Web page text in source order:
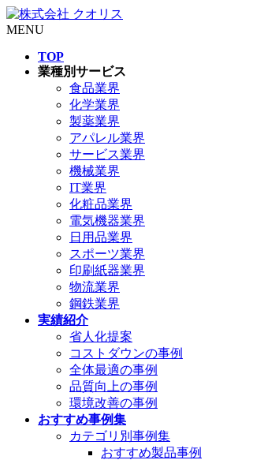
MENU
TOP
業種別サービス
食品業界
化学業界
製薬業界
アパレル業界
サービス業界
機械業界
IT業界
化粧品業界
電気機器業界
日用品業界
スポーツ業界
印刷紙器業界
物流業界
鋼鉄業界
実績紹介
省人化提案
コストダウンの事例
全体最適の事例
品質向上の事例
環境改善の事例
おすすめ事例集
カテゴリ別事例集
おすすめ製品事例